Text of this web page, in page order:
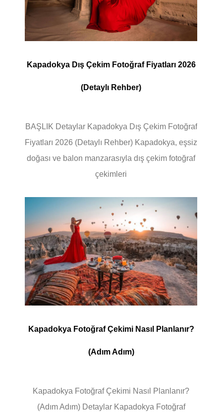
Kapadokya Dış Çekim Fotoğraf Fiyatları 2026
(Detaylı Rehber)
BAŞLIK Detaylar Kapadokya Dış Çekim Fotoğraf
Fiyatları 2026 (Detaylı Rehber) Kapadokya, eşsiz
doğası ve balon manzarasıyla dış çekim fotoğraf
çekimleri
Kapadokya Fotoğraf Çekimi Nasıl Planlanır?
(Adım Adım)
Kapadokya Fotoğraf Çekimi Nasıl Planlanır?
(Adım Adım) Detaylar Kapadokya Fotoğraf